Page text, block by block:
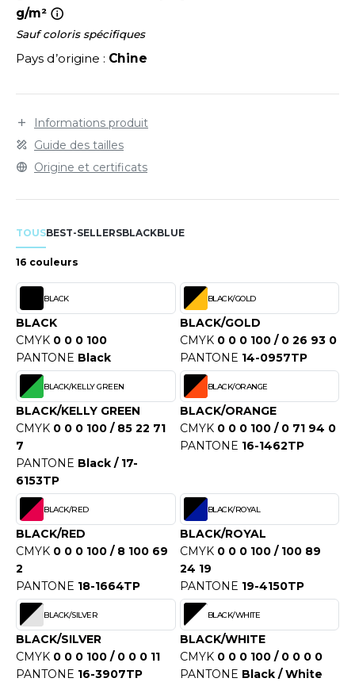
IN EUROPE
LABEL / TEAR AWAY
SHOPPING
VETEMENTS
SHIRT
SHIRT
PROFESSIONNELLE
- BLOUSON
ROW
OF THE LOOM
OF THE LOOM VINTAGE
- BLANKS
COOL
HOODS
T'S
SERIE
g/m²
Sauf coloris spécifiques
Pays d’origine : Chine
Informations produit
Guide des tailles
Origine et certificats
TOUSBEST-SELLERSBLACKBLUE
16 couleurs
BLACK
BLACK
CMYK 0 0 0 100
PANTONE Black
BLACK/GOLD
BLACK/GOLD
CMYK 0 0 0 100 / 0 26 93 0
PANTONE 14-0957TP
BLACK/KELLY GREEN
BLACK/KELLY GREEN
CMYK 0 0 0 100 / 85 22 71
7
PANTONE Black / 17-
6153TP
BLACK/ORANGE
BLACK/ORANGE
CMYK 0 0 0 100 / 0 71 94 0
PANTONE 16-1462TP
BLACK/RED
BLACK/RED
CMYK 0 0 0 100 / 8 100 69
2
PANTONE 18-1664TP
BLACK/ROYAL
BLACK/ROYAL
CMYK 0 0 0 100 / 100 89
24 19
PANTONE 19-4150TP
BLACK/SILVER
BLACK/SILVER
CMYK 0 0 0 100 / 0 0 0 11
PANTONE 16-3907TP
BLACK/WHITE
BLACK/WHITE
CMYK 0 0 0 100 / 0 0 0 0
PANTONE Black / White